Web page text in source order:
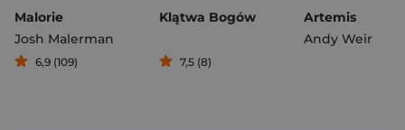
Malorie
Josh Malerman
6,9 (109)
Klątwa Bogów
7,5 (8)
Artemis
Andy Weir